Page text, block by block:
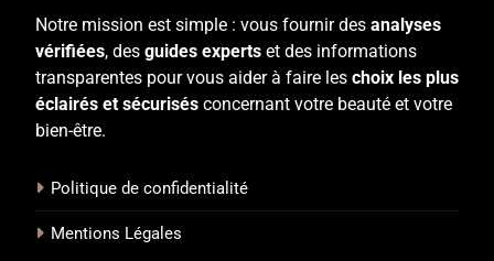
Notre mission est simple : vous fournir des analyses
vérifiées, des guides experts et des informations
transparentes pour vous aider à faire les choix les plus
éclairés et sécurisés concernant votre beauté et votre
bien-être.
Politique de confidentialité
Mentions Légales